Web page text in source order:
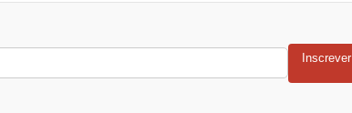
Inscrever